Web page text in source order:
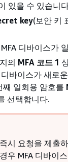
있을 수 있습니
key(보안 키
디바이스가
의 MFA 코드 1
바이스가 새로
째 일회용 암호를
선택합니다.
시 요청을 제출
우 MFA 디바이